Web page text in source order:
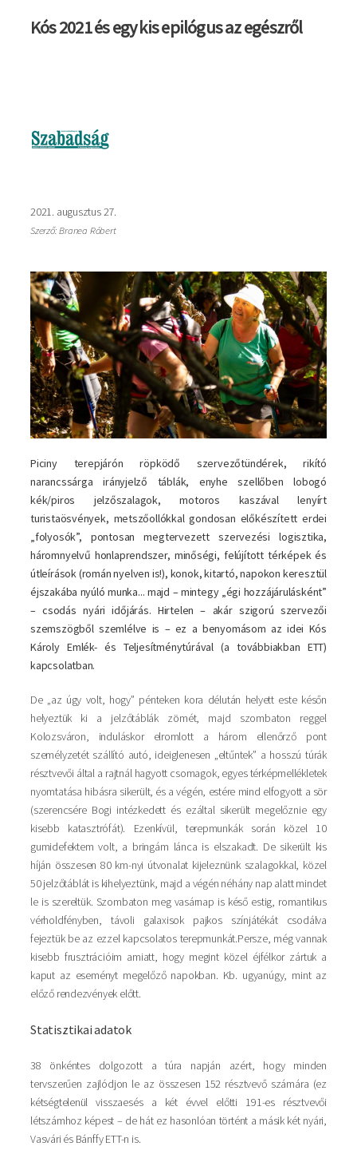
Kós 2021 és egy kis epilógus az egészről
2021. augusztus 27.
Szerző: Branea Róbert
Piciny terepjárón röpködő szervezőtündérek, rikító
narancssárga irányjelző táblák, enyhe szellőben lobogó
kék/piros jelzőszalagok, motoros kaszával lenyírt
turistaösvények, metszőollókkal gondosan előkészített erdei
„folyosók”, pontosan megtervezett szervezési logisztika,
háromnyelvű honlaprendszer, minőségi, felújított térképek és
útleírások (román nyelven is!), konok, kitartó, napokon keresztül
éjszakába nyúló munka... majd – mintegy „égi hozzájárulásként”
– csodás nyári időjárás. Hirtelen – akár szigorú szervezői
szemszögből szemlélve is – ez a benyomásom az idei Kós
Károly Emlék- és Teljesítménytúrával (a továbbiakban ETT)
kapcsolatban.
De „az úgy volt, hogy” pénteken kora délután helyett este későn
helyeztük ki a jelzőtáblák zömét, majd szombaton reggel
Kolozsváron, induláskor elromlott a három ellenőrző pont
személyzetét szállító autó, ideiglenesen „eltűntek” a hosszú túrák
résztvevői által a rajtnál hagyott csomagok, egyes térképmellékletek
nyomtatása hibásra sikerült, és a végén, estére mind elfogyott a sör
(szerencsére Bogi intézkedett és ezáltal sikerült megelőznie egy
kisebb katasztrófát). Ezenkívül, terepmunkák során közel 10
gumidefektem volt, a bringám lánca is elszakadt. De sikerült kis
híján összesen 80 km-nyi útvonalat kijeleznünk szalagokkal, közel
50 jelzőtáblát is kihelyeztünk, majd a végén néhány nap alatt mindet
le is szereltük. Szombaton meg vasárnap is késő estig, romantikus
vérholdfényben, távoli galaxisok pajkos színjátékát csodálva
fejeztük be az ezzel kapcsolatos terepmunkát.Persze, még vannak
kisebb frusztrációim amiatt, hogy megint közel éjfélkor zártuk a
kaput az eseményt megelőző napokban. Kb. ugyanúgy, mint az
előző rendezvények előtt.
Statisztikai adatok
38 önkéntes dolgozott a túra napján azért, hogy minden
tervszerűen zajlódjon le az összesen 152 résztvevő számára (ez
kétségtelenül visszaesés a két évvel előtti 191-es résztvevői
létszámhoz képest – de hát ez hasonlóan történt a másik két nyári,
Vasvári és Bánffy ETT-n is.